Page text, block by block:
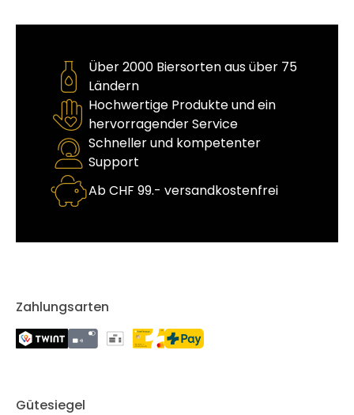
Über 2000 Biersorten aus über 75
Ländern
Hochwertige Produkte und ein
hervorragender Service
Schneller und kompetenter
Support
Ab CHF 99.- versandkostenfrei
Zahlungsarten
Gütesiegel